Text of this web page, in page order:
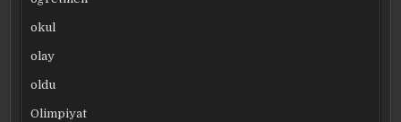
okul
olay
oldu
Olimpiyat